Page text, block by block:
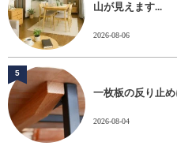
山が見えます...
2026-08-06
一枚板の反り止
2026-08-04
5